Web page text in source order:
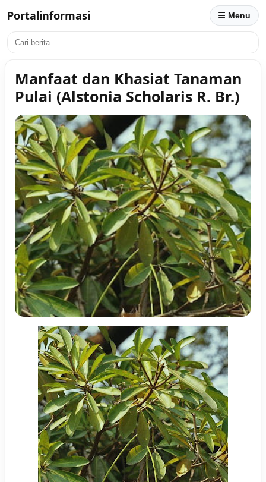
Portalinformasi ☰ Menu
Manfaat dan Khasiat Tanaman
Pulai (Alstonia Scholaris R. Br.)